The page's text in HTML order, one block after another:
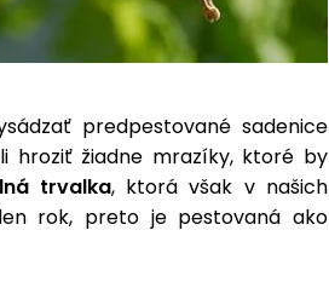
predpestované sadenice
hroziť žiadne mrazíky, ktoré by
trvalka, ktorá však v našich
rok, preto je pestovaná ako